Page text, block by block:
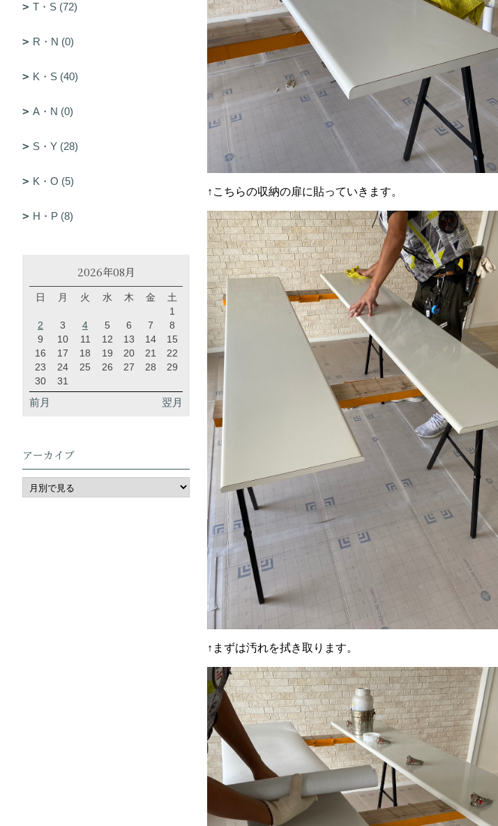
↑こちらの収納の扉に貼っていきます。
↑まずは汚れを拭き取ります。
T・S (72)
R・N (0)
K・S (40)
A・N (0)
S・Y (28)
K・O (5)
H・P (8)
2026年08月
日 月 火 水 木 金
土
1
2
3 4 5 6 7
8
9
10 11 12 13 14
15
16
17 18 19 20 21
22
23
24 25 26 27 28
29
30
31
前月 翌月
アーカイブ